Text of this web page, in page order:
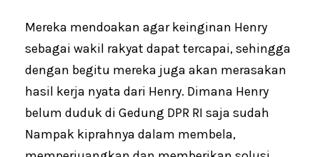
Mereka mendoakan agar keinginan Henry
sebagai wakil rakyat dapat tercapai, sehingga
dengan begitu mereka juga akan merasakan
hasil kerja nyata dari Henry. Dimana Henry
belum duduk di Gedung DPR RI saja sudah
Nampak kiprahnya dalam membela,